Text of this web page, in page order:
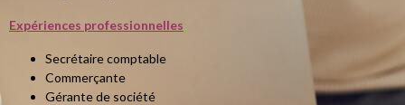
Expériences professionnelles
Secrétaire comptable
Commerçante
Gérante de société